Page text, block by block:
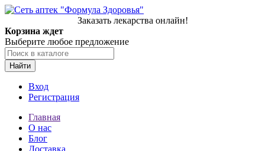
Заказать лекарства онлайн!
Корзина ждет
Выберите любое предложение
Найти
Вход
Регистрация
Главная
О нас
Блог
Доставка